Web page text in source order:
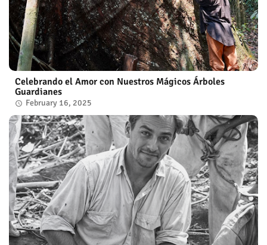
Celebrando el Amor con Nuestros Mágicos Árboles
Guardianes
February 16, 2025